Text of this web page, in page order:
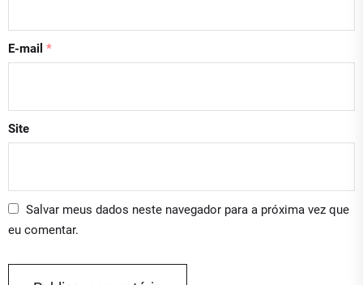
E-mail *
Site
Salvar meus dados neste navegador para a próxima vez que
eu comentar.